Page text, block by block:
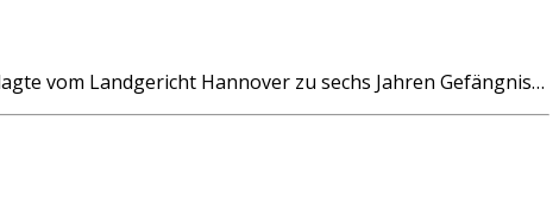
vom Landgericht Hannover zu sechs Jahren Gefängnis…